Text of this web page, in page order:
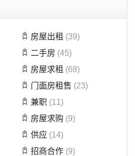
房屋出租 (39)
二手房 (45)
房屋求租 (68)
门面房租售 (23)
兼职 (11)
房屋求购 (9)
供应 (14)
招商合作 (9)